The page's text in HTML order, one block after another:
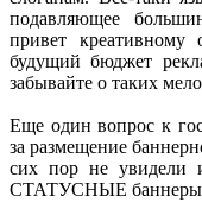
подавляющее
привет креативному
будущий бюджет
забывайте о таких
Еще один вопрос к
за размещение
сих пор не увидели
СТАТУСНЫЕ